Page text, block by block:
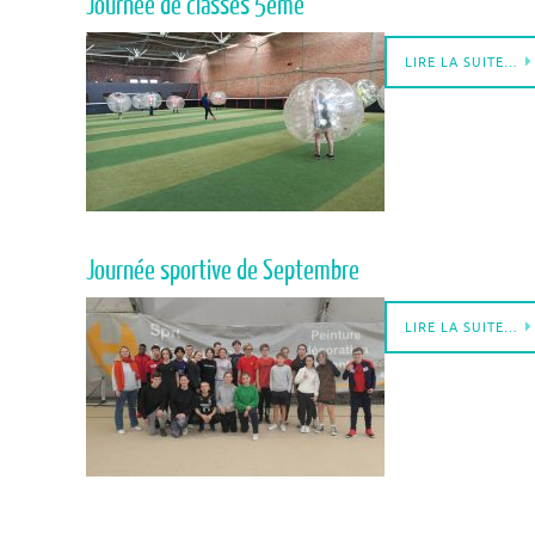
LIRE LA SUITE…
Journée sportive de Septembre
LIRE LA SUITE…